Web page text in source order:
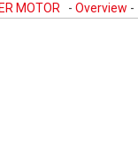
MOTOR - Overview -